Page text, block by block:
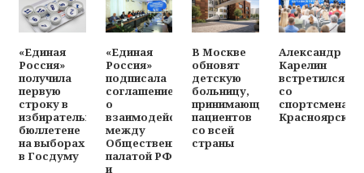
«Единая
Россия»
получила
первую
строку в
избирательном
бюллетене
на выборах
в Госдуму
«Единая
Россия»
подписала
соглашение
о
взаимодействии
между
Общественной
палатой РФ
и
В Москве
обновят
детскую
больницу,
принимающую
пациентов
со всей
страны
Александр
Карелин
встретился
со
спортсменами
Красноярска